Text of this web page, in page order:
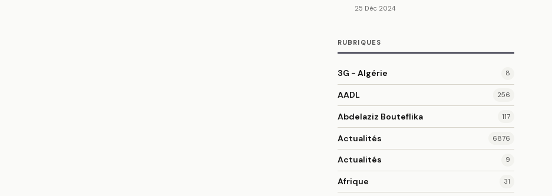
25 Déc 2024
RUBRIQUES
3G - Algérie 8
AADL 256
Abdelaziz Bouteflika 117
Actualités 6876
Actualités 9
Afrique 31